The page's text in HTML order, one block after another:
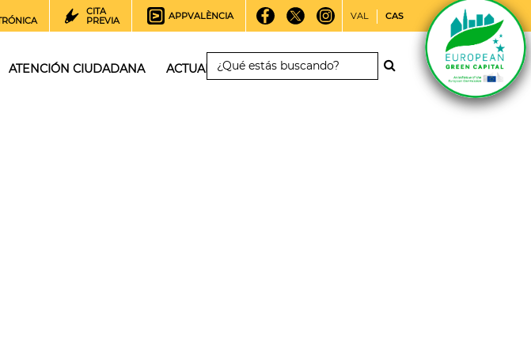
CITA
PREVIA
APPVALÈNCIA VAL CAS
ATENCIÓN CIUDADANA ACTUALIDAD